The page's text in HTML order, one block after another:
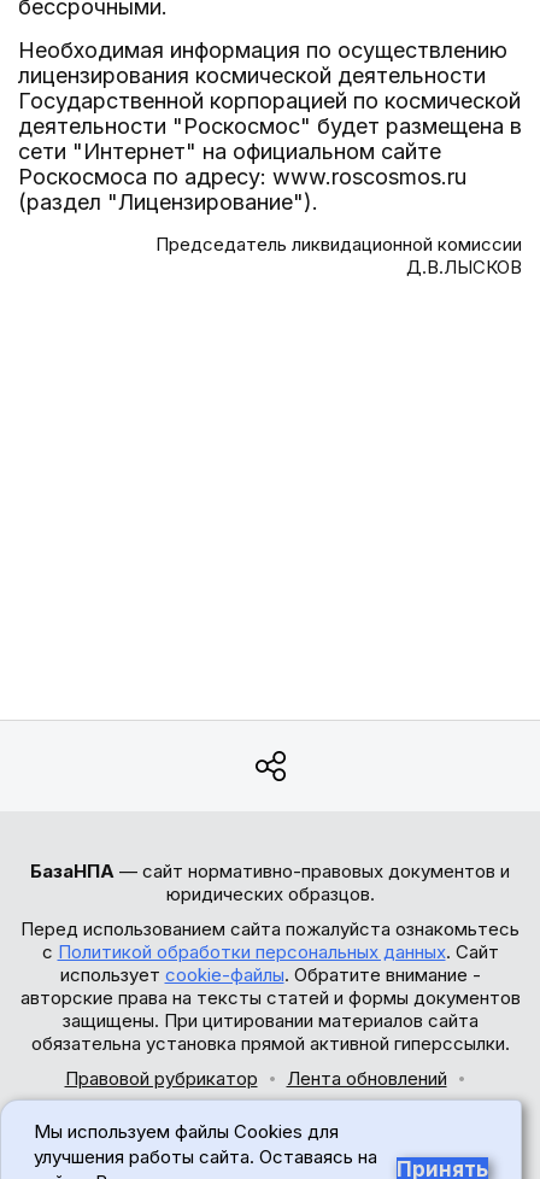
бессрочными.
Необходимая информация по осуществлению
лицензирования космической деятельности
Государственной корпорацией по космической
деятельности "Роскосмос" будет размещена в
сети "Интернет" на официальном сайте
Роскосмоса по адресу: www.roscosmos.ru
(раздел "Лицензирование").
Председатель ликвидационной комиссии
Д.В.ЛЫСКОВ
БазаНПА — сайт нормативно-правовых документов и
юридических образцов.
Перед использованием сайта пожалуйста ознакомьтесь
с Политикой обработки персональных данных. Сайт
использует cookie-файлы. Обратите внимание -
авторские права на тексты статей и формы документов
защищены. При цитировании материалов сайта
обязательна установка прямой активной гиперссылки.
Правовой рубрикатор
Лента обновлений
© 2017-2026
Мы используем файлы Cookies для
улучшения работы сайта. Оставаясь на
Принять